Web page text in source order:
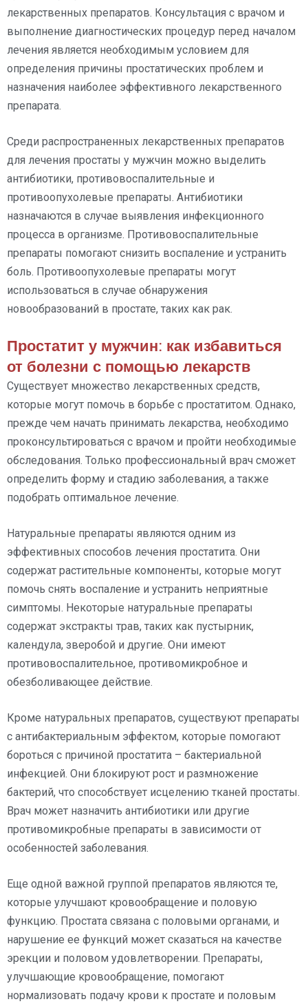
лекарственных препаратов. Консультация с врачом и
выполнение диагностических процедур перед началом
лечения является необходимым условием для
определения причины простатических проблем и
назначения наиболее эффективного лекарственного
препарата.
Среди распространенных лекарственных препаратов
для лечения простаты у мужчин можно выделить
антибиотики, противовоспалительные и
противоопухолевые препараты. Антибиотики
назначаются в случае выявления инфекционного
процесса в организме. Противовоспалительные
препараты помогают снизить воспаление и устранить
боль. Противоопухолевые препараты могут
использоваться в случае обнаружения
новообразований в простате, таких как рак.
Простатит у мужчин: как избавиться
от болезни с помощью лекарств
Существует множество лекарственных средств,
которые могут помочь в борьбе с простатитом. Однако,
прежде чем начать принимать лекарства, необходимо
проконсультироваться с врачом и пройти необходимые
обследования. Только профессиональный врач сможет
определить форму и стадию заболевания, а также
подобрать оптимальное лечение.
Натуральные препараты являются одним из
эффективных способов лечения простатита. Они
содержат растительные компоненты, которые могут
помочь снять воспаление и устранить неприятные
симптомы. Некоторые натуральные препараты
содержат экстракты трав, таких как пустырник,
календула, зверобой и другие. Они имеют
противовоспалительное, противомикробное и
обезболивающее действие.
Кроме натуральных препаратов, существуют препараты
с антибактериальным эффектом, которые помогают
бороться с причиной простатита – бактериальной
инфекцией. Они блокируют рост и размножение
бактерий, что способствует исцелению тканей простаты.
Врач может назначить антибиотики или другие
противомикробные препараты в зависимости от
особенностей заболевания.
Еще одной важной группой препаратов являются те,
которые улучшают кровообращение и половую
функцию. Простата связана с половыми органами, и
нарушение ее функций может сказаться на качестве
эрекции и половом удовлетворении. Препараты,
улучшающие кровообращение, помогают
нормализовать подачу крови к простате и половым